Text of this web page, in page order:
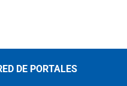
DE PORTALES